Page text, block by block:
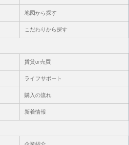
地図から探す
こだわりから探す
賃貸or売買
ライフサポート
購入の流れ
新着情報